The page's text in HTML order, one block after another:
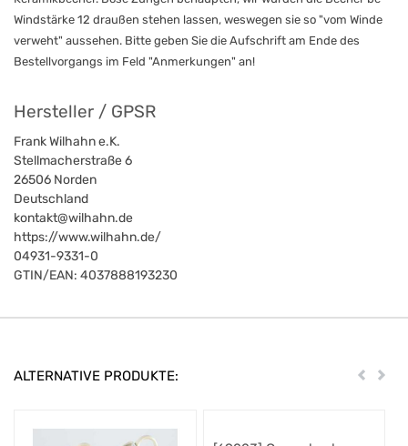
Windstärke 12 draußen stehen lassen, weswegen sie so "vom Winde
verweht" aussehen. Bitte geben Sie die Aufschrift am Ende des
Bestellvorgangs im Feld "Anmerkungen" an!
Hersteller / GPSR
Frank Wilhahn e.K.
Stellmacherstraße 6
26506 Norden
Deutschland
kontakt@wilhahn.de
https://www.wilhahn.de/
04931-9331-0
GTIN/EAN: 4037888193230
ALTERNATIVE PRODUKTE: Zurück